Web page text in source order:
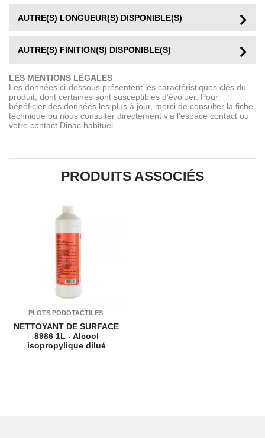
AUTRE(S) LONGUEUR(S) DISPONIBLE(S)
AUTRE(S) FINITION(S) DISPONIBLE(S)
LES MENTIONS LÉGALES
Les données ci-dessous présentent les caractéristiques clés du
produit, dont certaines sont susceptibles d’évoluer. Pour
bénéficier des données les plus à jour, merci de consulter la fiche
technique ou nous consulter directement via l’espace contact ou
votre contact Dinac habituel.
PRODUITS ASSOCIÉS
PLOTS PODOTACTILES
NETTOYANT DE SURFACE
89861L - Alcool
isopropylique dilué